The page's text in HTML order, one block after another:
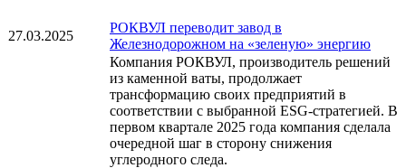
27.03.2025
РОКВУЛ переводит завод в
Железнодорожном на «зеленую» энергию
Компания РОКВУЛ, производитель решений
из каменной ваты, продолжает
трансформацию своих предприятий в
соответствии с выбранной ESG-стратегией. В
первом квартале 2025 года компания сделала
очередной шаг в сторону снижения
углеродного следа.